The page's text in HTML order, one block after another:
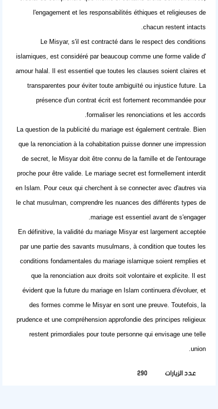
l'engagement et les responsabilités éthiques et religieuses de
chacun restent intacts.
Le Misyar, s'il est contracté dans le respect des conditions
islamiques, est considéré par beaucoup comme une forme valide d'
amour halal. Il est essentiel que toutes les clauses soient claires et
transparentes pour éviter toute ambiguïté ou injustice future. La
présence d'un contrat écrit est fortement recommandée pour
formaliser les renonciations et les accords.
La question de la publicité du mariage est également centrale. Bien
que la renonciation à la cohabitation puisse donner une impression
de secret, le Misyar doit être connu de la famille et de l'entourage
proche pour être valide. Le mariage secret est formellement interdit
en Islam. Pour ceux qui cherchent à se connecter avec d'autres via
lechat musulman, comprendre les nuances des différents types de
mariage est essentiel avant de s'engager.
En définitive, la validité du mariage Misyar est largement acceptée
par une partie des savants musulmans, à condition que toutes les
conditions fondamentales du mariage islamique soient remplies et
que la renonciation aux droits soit volontaire et explicite. Il est
évident que la future du mariage en Islam continuera d'évoluer, et
des formes comme le Misyar en sont une preuve. Toutefois, la
prudence et une compréhension approfondie des principes religieux
restent primordiales pour toute personne qui envisage une telle
union.
عدد الزيارات 290